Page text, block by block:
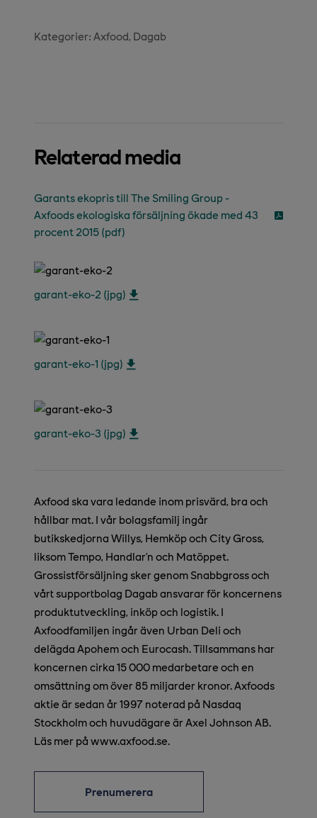
Kategorier: Axfood Dagab
Relaterad media
Garants ekopris till The Smiling Group -
Axfoods ekologiska försäljning ökade med 43
procent 2015 (pdf)
garant-eko-2 (jpg)
garant-eko-1 (jpg)
garant-eko-3 (jpg)
Axfood ska vara ledande inom prisvärd, bra och
hållbar mat. I vår bolagsfamilj ingår
butikskedjorna Willys, Hemköp och City Gross,
liksom Tempo, Handlar’n och Matöppet.
Grossistförsäljning sker genom Snabbgross och
vårt supportbolag Dagab ansvarar för koncernens
produktutveckling, inköp och logistik. I
Axfoodfamiljen ingår även Urban Deli och
delägda Apohem och Eurocash. Tillsammans har
koncernen cirka 15 000 medarbetare och en
omsättning om över 85 miljarder kronor. Axfoods
aktie är sedan år 1997 noterad på Nasdaq
Stockholm och huvudägare är Axel Johnson AB.
Läs mer på www.axfood.se.
Prenumerera